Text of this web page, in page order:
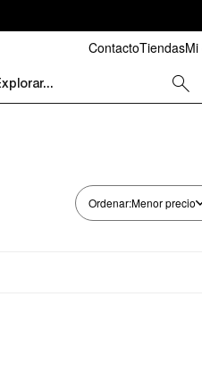
ContactoTiendas
Menor precio